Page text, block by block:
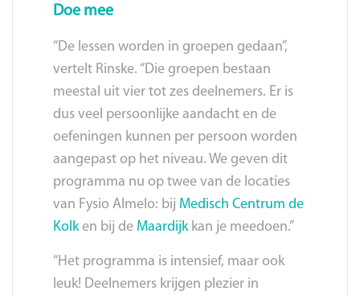
Doe mee
“De lessen worden in groepen gedaan”,
vertelt Rinske. “Die groepen bestaan
meestal uit vier tot zes deelnemers. Er is
dus veel persoonlijke aandacht en de
oefeningen kunnen per persoon worden
aangepast op het niveau. We geven dit
programma nu op twee van de locaties
van Fysio Almelo: bij Medisch Centrum de
Kolken bij de Maardijkkan je meedoen.”
“Het programma is intensief, maar ook
leuk! Deelnemers krijgen plezier in